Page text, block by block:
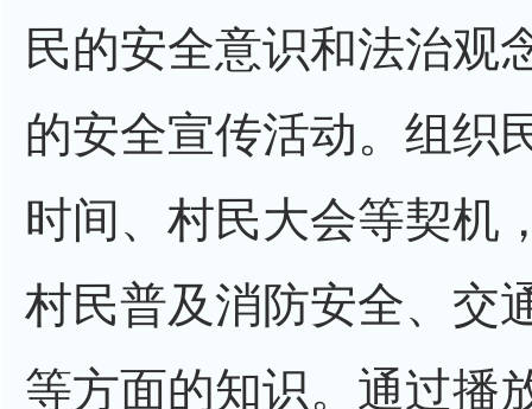
民的安全意识和法治观
的安全宣传活动。组织
时间、村民大会等契机
村民普及消防安全、交
等方面的知识。通过播